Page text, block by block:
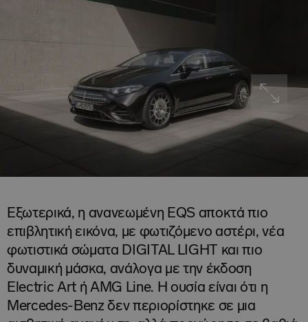
Εξωτερικά, η ανανεωμένη EQS αποκτά πιο
επιβλητική εικόνα, με φωτιζόμενο αστέρι, νέα
φωτιστικά σώματα DIGITAL LIGHT και πιο
δυναμική μάσκα, ανάλογα με την έκδοση
Electric Art ή AMG Line. Η ουσία είναι ότι η
Mercedes-Benz δεν περιορίστηκε σε μια